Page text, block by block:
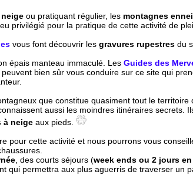
ou pratiquant régulier, les montagnes
privilégié pour la pratique de cette activité de
vous font découvrir les gravures rupestres du
épais manteau immaculé. Les Guides des
peuvent bien sûr vous conduire sur ce site qui
que constitue quasiment tout le territoire
aussi les moindres itinéraires secrets.
à neige aux pieds.
pour cette activité et nous pourrons vous
, des courts séjours (week ends ou 2 jours
qui permettra aux plus aguerris de traverser un